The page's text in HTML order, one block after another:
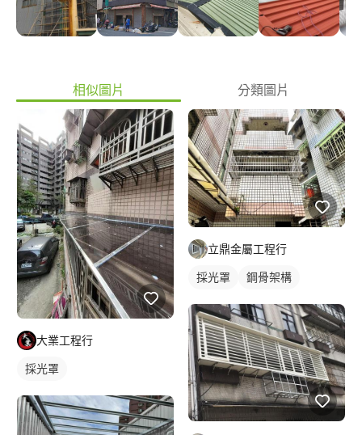
工 信用：100%誠信施工 安全：施工安全第一 服務：滿足客戶需
求 高雄市區免費丈量估價
相似圖片 分類圖片
大業工程行
採光罩
立鼎金屬工程行
採光罩 鋼骨架構